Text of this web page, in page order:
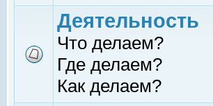
Деятельность
Что делаем?
Где делаем?
Как делаем?